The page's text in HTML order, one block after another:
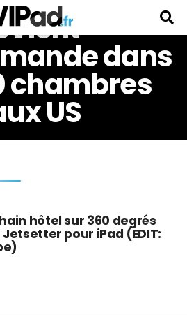
dans
chambres
US
hôtel sur 360 degrés
pour iPad (EDIT: